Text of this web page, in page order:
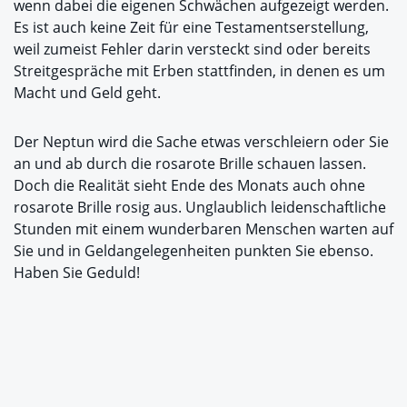
wenn dabei die eigenen Schwächen aufgezeigt werden.
Es ist auch keine Zeit für eine Testamentserstellung,
weil zumeist Fehler darin versteckt sind oder bereits
Streitgespräche mit Erben stattfinden, in denen es um
Macht und Geld geht.
Der Neptun wird die Sache etwas verschleiern oder Sie
an und ab durch die rosarote Brille schauen lassen.
Doch die Realität sieht Ende des Monats auch ohne
rosarote Brille rosig aus. Unglaublich leidenschaftliche
Stunden mit einem wunderbaren Menschen warten auf
Sie und in Geldangelegenheiten punkten Sie ebenso.
Haben Sie Geduld!